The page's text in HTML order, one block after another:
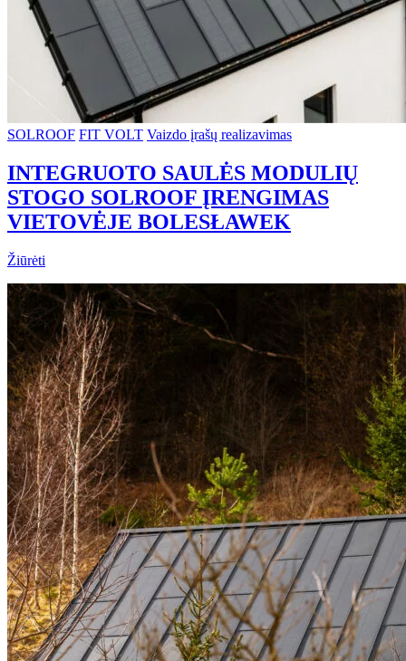
SOLROOF FIT VOLT Vaizdo įrašų realizavimas
INTEGRUOTO SAULĖS MODULIŲ
STOGO SOLROOF ĮRENGIMAS
VIETOVĖJE BOLESŁAWEK
Žiūrėti